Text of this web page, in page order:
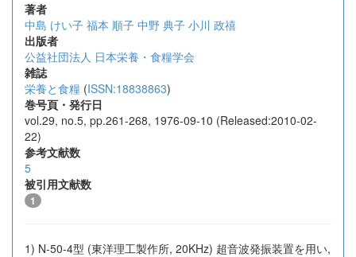
著者
中島 けい子 福本 順子 中野 典子 小川 政禧
出版者
公益社団法人 日本栄養・食糧学会
雑誌
栄養と食糧 (ISSN:18838863)
巻号頁・発行日
vol.29, no.5, pp.261-268, 1976-09-10 (Released:2010-02-
22)
参考文献数
5
被引用文献数
1
1) N-50-4型 (東洋理工製作所, 20KHz) 超音波発振装置を用い,